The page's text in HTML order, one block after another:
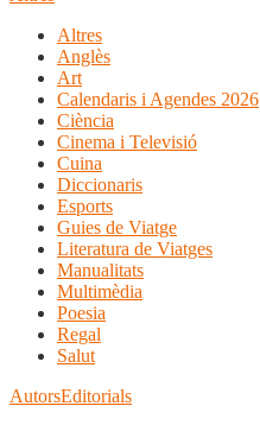
Altres
Anglès
Art
Calendaris i Agendes 2026
Ciència
Cinema i Televisió
Cuina
Diccionaris
Esports
Guies de Viatge
Literatura de Viatges
Manualitats
Multimèdia
Poesia
Regal
Salut
AutorsEditorials